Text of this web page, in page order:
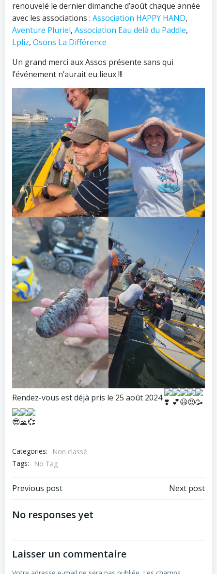
renouvelé le dernier dimanche d’août chaque année
avec les associations : Association HAPPY HAND,
Aventure Pluriel, Association Eau delà du Paddle,
Lpliz, Osons La Différence
Un grand merci aux Assos présente sans qui
l’événement n’aurait eu lieux !!!
Rendez-vous est déjà pris le 25 août 2024
Categories:
Non classé
Tags:
No Tag
Post
navigation
Previous post Next post
No responses yet
Laisser un commentaire